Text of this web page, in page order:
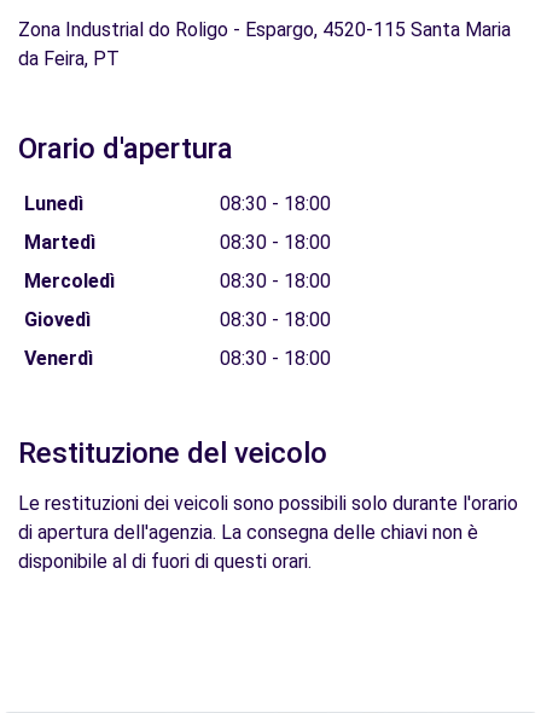
Zona Industrial do Roligo - Espargo, 4520-115 Santa Maria
da Feira, PT
Orario d'apertura
Lunedì
08:30 - 18:00
Martedì
08:30 - 18:00
Mercoledì
08:30 - 18:00
Giovedì
08:30 - 18:00
Venerdì
08:30 - 18:00
Restituzione del veicolo
Le restituzioni dei veicoli sono possibili solo durante l'orario
di apertura dell'agenzia. La consegna delle chiavi non è
disponibile al di fuori di questi orari.